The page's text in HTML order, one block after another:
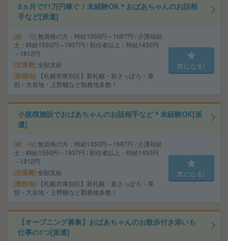
3ヵ月で71万円稼ぐ！未経験OK＊おばあちゃんのお話相
手など[派遣]
給 与 無資格の方：時給1350円～1687円 / 介護福祉
士：時給1550円～1937円 / 初任者以上：時給1450円
～1812円
交通費 全額支給
勤務地
【札幌市厚別区】新札幌・新さっぽろ・厚
別・大谷地・上野幌など勤務地多数！
気になる!
小規模施設でおばあちゃんのお話相手など＊未経験OK[派
遣]
給 与 無資格の方：時給1350円～1687円 / 介護福祉
士：時給1550円～1937円 / 初任者以上：時給1450円
～1812円
交通費 全額支給
勤務地
【札幌市厚別区】新札幌・新さっぽろ・厚
別・大谷地・上野幌など勤務地多数！
気になる!
【オープニング募集】おばあちゃんのお散歩付き添いも
仕事の1つ[派遣]